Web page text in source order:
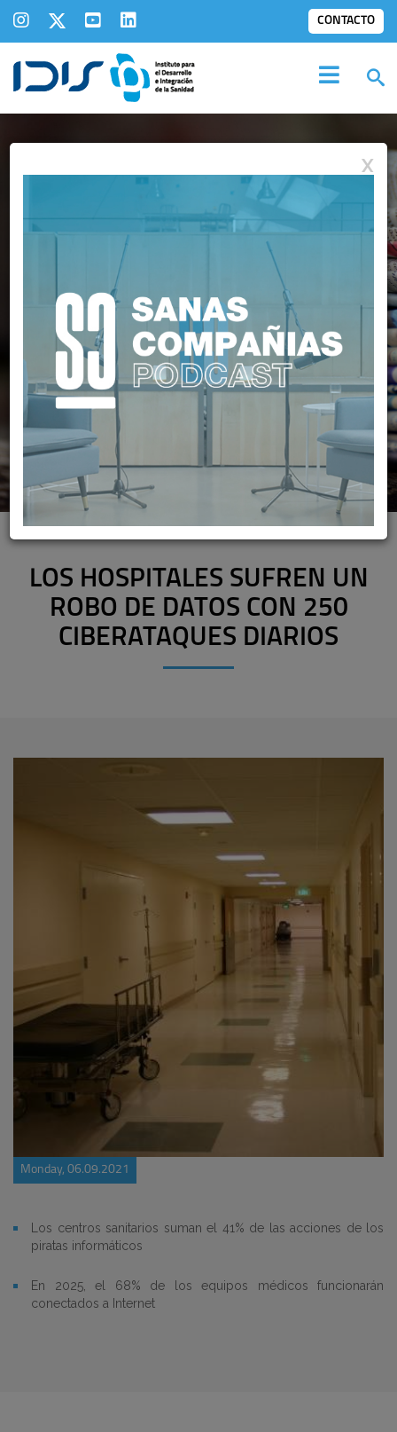
CONTACTO
IDIS EN LOSMEDIOS
LOS HOSPITALES SUFREN UN
ROBO DE DATOS CON 250
CIBERATAQUES DIARIOS
Monday, 06.09.2021
Los centros sanitarios suman el 41% de las acciones de los
piratas informáticos
En 2025, el 68% de los equipos médicos funcionarán
conectados a Internet
X